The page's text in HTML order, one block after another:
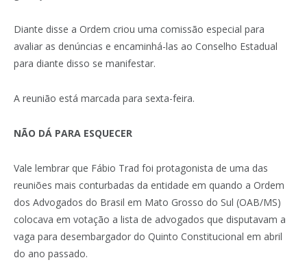
Diante disse a Ordem criou uma comissão especial para
avaliar as denúncias e encaminhá-las ao Conselho Estadual
para diante disso se manifestar.
A reunião está marcada para sexta-feira.
NÃO DÁ PARA ESQUECER
Vale lembrar que Fábio Trad foi protagonista de uma das
reuniões mais conturbadas da entidade em quando a Ordem
dos Advogados do Brasil em Mato Grosso do Sul (OAB/MS)
colocava em votação a lista de advogados que disputavam a
vaga para desembargador do Quinto Constitucional em abril
do ano passado.